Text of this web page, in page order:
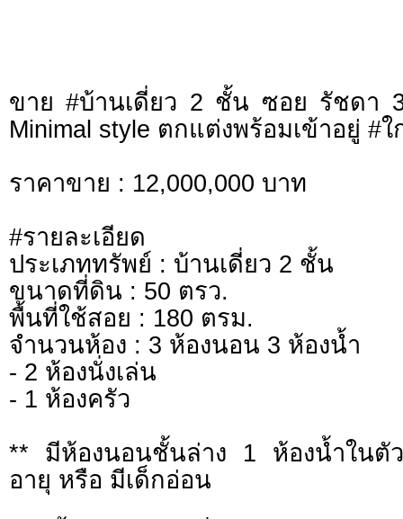
ขาย #บ้านเดี่ยว 2 ชั้น ซอย รัชดา
Minimal style ตกแต่งพร้อมเข้าอยู่ #
ราคาขาย : 12,000,000 บาท
#รายละเอียด
ประเภททรัพย์ : บ้านเดี่ยว 2 ชั้น
ขนาดที่ดิน : 50 ตรว.
พื้นที่ใช้สอย : 180 ตรม.
จำนวนห้อง : 3 ห้องนอน 3 ห้องน้ำ
- 2 ห้องนั่งเล่น
- 1 ห้องครัว
** มีห้องนอนชั้นล่าง 1 ห้องน้ำในตั
อายุ หรือ มีเด็กอ่อน